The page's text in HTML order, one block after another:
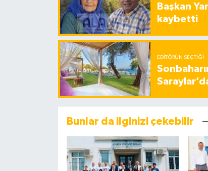
Başkan
kaybetti
EDITÖRÜN SEÇTIĞI
Bunlar da ilginizi çekebilir